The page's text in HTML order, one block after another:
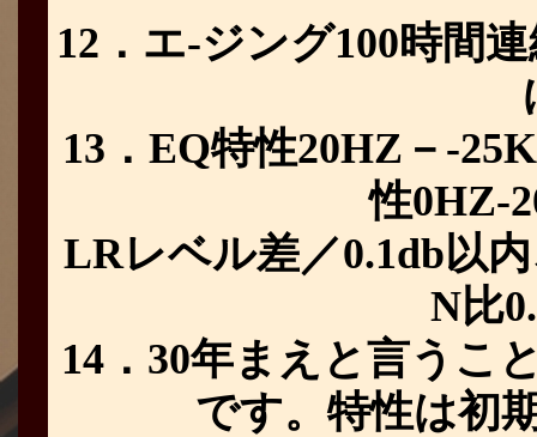
12．エ-ジング100時間
13．EQ特性20HZ－-
性0HZ-
LRレベル差／0.1db以
N比
14．30年まえと言うこ
です。特性は初